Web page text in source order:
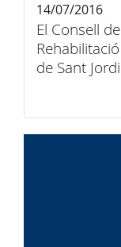
El Consell
de Sant Jordi
14/07/2016